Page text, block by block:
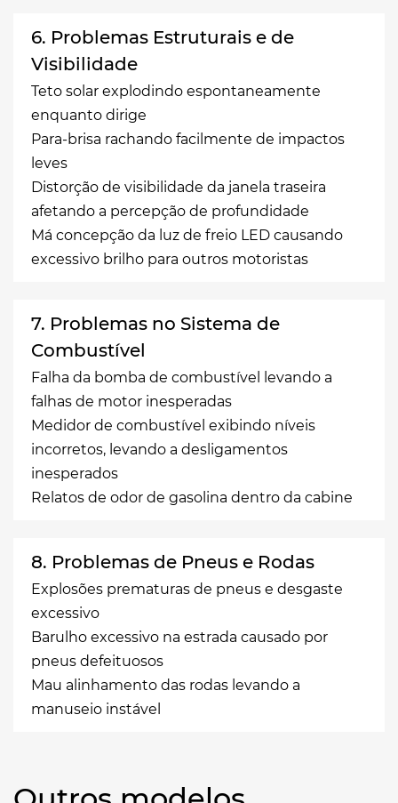
6. Problemas Estruturais e de
Visibilidade
Teto solar explodindo espontaneamente
enquanto dirige
Para-brisa rachando facilmente de impactos
leves
Distorção de visibilidade da janela traseira
afetando a percepção de profundidade
Má concepção da luz de freio LED causando
excessivo brilho para outros motoristas
7. Problemas no Sistema de
Combustível
Falha da bomba de combustível levando a
falhas de motor inesperadas
Medidor de combustível exibindo níveis
incorretos, levando a desligamentos
inesperados
Relatos de odor de gasolina dentro da cabine
8. Problemas de Pneus e Rodas
Explosões prematuras de pneus e desgaste
excessivo
Barulho excessivo na estrada causado por
pneus defeituosos
Mau alinhamento das rodas levando a
manuseio instável